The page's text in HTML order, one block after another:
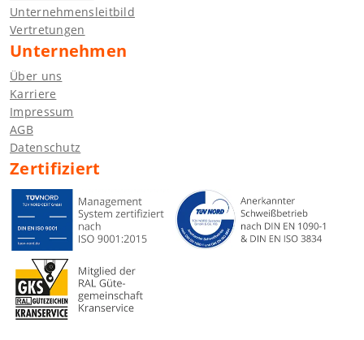
Unternehmensleitbild
Vertretungen
Unternehmen
Über uns
Karriere
Impressum
AGB
Datenschutz
Zertifiziert